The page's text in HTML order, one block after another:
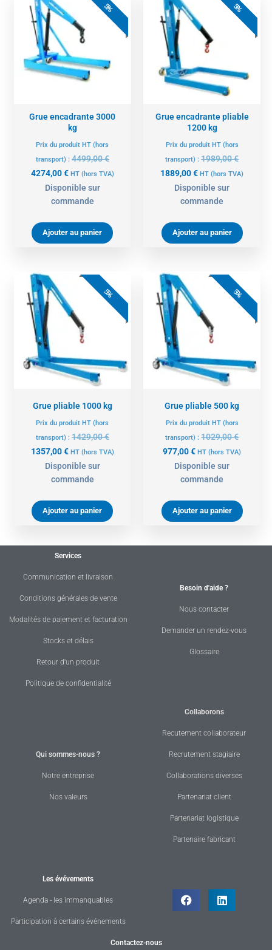
5%
Grue encadrante 3000
kg
Prix du produit HT (hors
transport) : 4499,00€
prix
initial
était :
4274,00€
actuel
est :
4274,00 €.
HT (hors TVA)
Disponible sur
commande
Ajouter au panier
5%
Grue encadrante pliable
1200 kg
Prix du produit HT (hors
transport) :1989,00€
prix
initial
était :
1889,00€
actuel
est :
1889,00 €.
HT (hors TVA)
Disponible sur
commande
Ajouter au panier
5%
Grue pliable 1000 kg
Prix du produit HT (hors
transport) : 1429,00€
prix
initial
était :
1357,00€
actuel
est :
1357,00 €.
HT (hors TVA)
Disponible sur
commande
Ajouter au panier
5%
Grue pliable 500 kg
Prix du produit HT (hors
transport) :1029,00€
prix
initial
était :
977,00€
actuel
est :
977,00 €.
HT (hors TVA)
Disponible sur
commande
Ajouter au panier
Services
Communication et livraison
Conditions générales de vente
Modalités de paiement et facturation
Stocks et délais
Retour d'un produit
Politique de confidentialité
Besoin d'aide ?
Nous contacter
Demander un rendez-vous
Glossaire
Qui sommes-nous ?
Notre entreprise
Nos valeurs
Collaborons
Recutement collaborateur
Recrutement stagiaire
Collaborations diverses
Partenariat client
Partenariat logistique
Partenaire fabricant
Les évévements
Agenda - les immanquables
Participation à certains événements
Contactez-nous